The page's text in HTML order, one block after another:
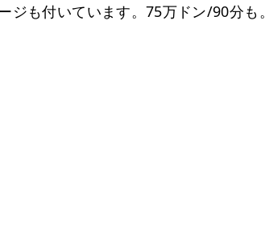
も付いています。75万ドン/90分も。